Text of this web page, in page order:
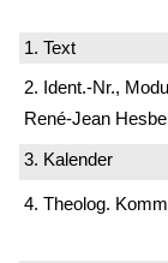
1. Text
2. Ident.-Nr.,
René-Jean
3. Kalender
4. Theolog.